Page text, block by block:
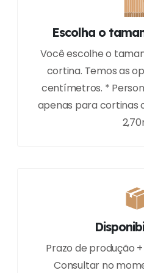
Escolha o
Você escolhe o
cortina. Temos as
centímetros. *
apenas para cortinas
Prazo de produção
Consultar no